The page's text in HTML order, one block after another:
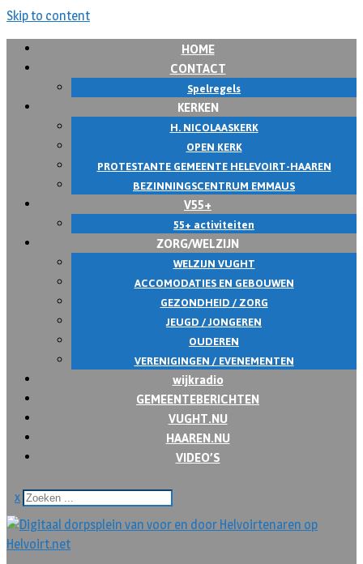
Skip to content
HOME
CONTACT
Spelregels
KERKEN
H. NICOLAASKERK
OPEN KERK
PROTESTANTE GEMEENTE HELEVOIRT-HAAREN
BEZINNINGSCENTRUM EMMAUS
V55+
55+ activiteiten
ZORG/WELZIJN
WELZIJN VUGHT
ACCOMODATIES EN GEBOUWEN
GEZONDHEID / ZORG
JEUGD / JONGEREN
OUDEREN
VERENIGINGEN / EVENEMENTEN
wijkradio
GEMEENTEBERICHTEN
VUGHT.NU
HAAREN.NU
VIDEO’S
x